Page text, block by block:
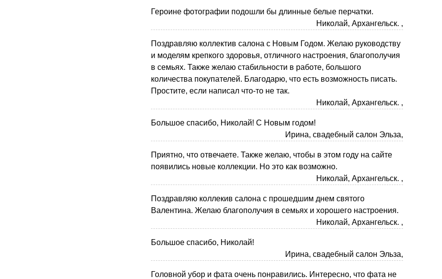
Героине фотографии подошли бы длинные белые перчатки.
Николай, Архангельск. ,
Поздравляю коллектив салона с Новым Годом. Желаю руководству
и моделям крепкого здоровья, отличного настроения, благополучия
в семьях. Также желаю стабильности в работе, большого
количества покупателей. Благодарю, что есть возможность писать.
Простите, если написал что-то не так.
Николай, Архангельск. ,
Большое спасибо, Николай! С Новым годом!
Ирина, свадебный салон Эльза,
Приятно, что отвечаете. Также желаю, чтобы в этом году на сайте
появились новые коллекции. Но это как возможно.
Николай, Архангельск. ,
Поздравляю коллекив салона с прошедшим днем святого
Валентина. Желаю благополучия в семьях и хорошего настроения.
Николай, Архангельск. ,
Большое спасибо, Николай!
Ирина, свадебный салон Эльза,
Головной убор и фата очень понравились. Интересно, что фата не